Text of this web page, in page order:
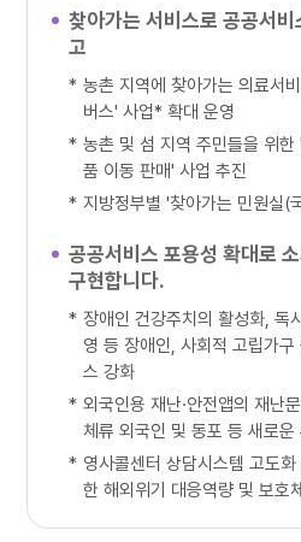
찾아가는 서비스로 공공서비
고
* 농촌 지역에 찾아가는 의료서
버스' 사업* 확대 운영
* 농촌 및 섬 지역 주민들을 위
품 이동 판매' 사업 추진
* 지방정부별 '찾아가는 민원실(
공공서비스 포용성 확대로
구현합니다.
* 장애인 건강주치의 활성화, 독
영 등 장애인, 사회적 고립가구
스 강화
* 외국인용 재난·안전앱의 재난
체류 외국인 및 동포 등 새로
* 영사콜센터 상담시스템 고도
한 해외위기 대응역량 및 보호